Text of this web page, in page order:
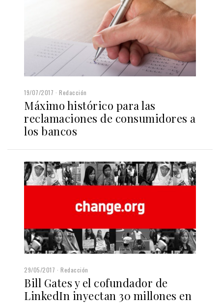
19/07/2017 Redacción
Máximo histórico para las
reclamaciones de consumidores a
los bancos
29/05/2017 Redacción
Bill Gates y el cofundador de
LinkedIn inyectan 30 millones en